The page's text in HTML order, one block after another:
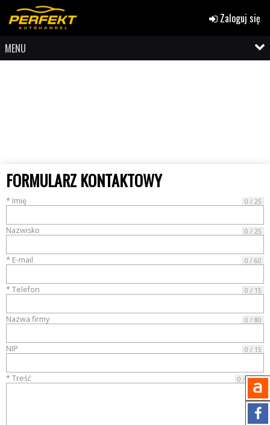
Zaloguj się
MENU
FORMULARZ KONTAKTOWY
* Imię 0 / 25
Nazwisko 0 / 25
* E-mail 0 / 60
* Telefon 0 / 15
Nazwa firmy 0 / 80
NIP 0 / 15
* Treść 0 / 4000